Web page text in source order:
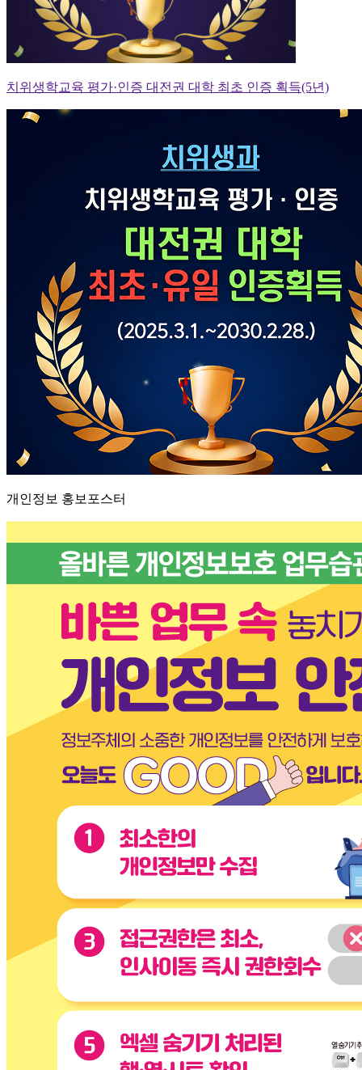
치위생학교육 평가·인증 대전권 대학 최초 인증 획득(5년)
개인정보 홍보포스터